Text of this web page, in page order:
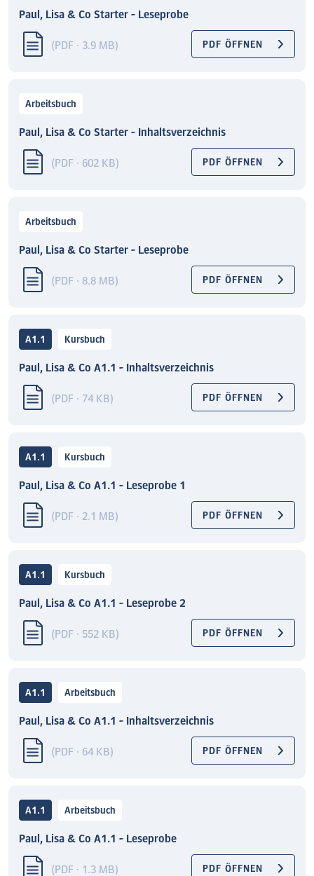
Paul, Lisa & Co Starter - Leseprobe
(PDF · 3.9 MB) PDF ÖFFNEN
Arbeitsbuch
Paul, Lisa & Co Starter - Inhaltsverzeichnis
(PDF · 602 KB) PDF ÖFFNEN
Arbeitsbuch
Paul, Lisa & Co Starter - Leseprobe
(PDF · 8.8 MB) PDF ÖFFNEN
A1.1 Kursbuch
Paul, Lisa & Co A1.1 - Inhaltsverzeichnis
(PDF · 74 KB) PDF ÖFFNEN
A1.1 Kursbuch
Paul, Lisa & Co A1.1 - Leseprobe 1
(PDF · 2.1 MB) PDF ÖFFNEN
A1.1 Kursbuch
Paul, Lisa & Co A1.1 - Leseprobe 2
(PDF · 552 KB) PDF ÖFFNEN
A1.1 Arbeitsbuch
Paul, Lisa & Co A1.1 - Inhaltsverzeichnis
(PDF · 64 KB) PDF ÖFFNEN
A1.1 Arbeitsbuch
Paul, Lisa & Co A1.1 - Leseprobe
(PDF · 1.3 MB) PDF ÖFFNEN